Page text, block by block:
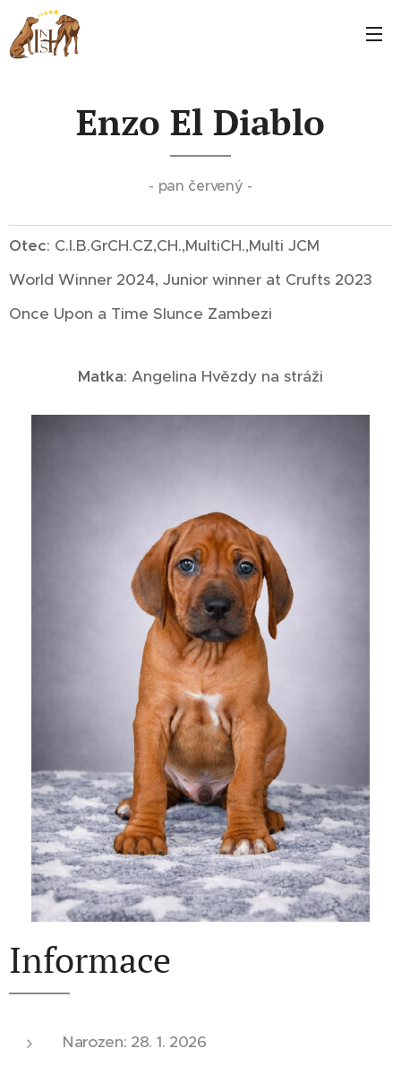
Enzo El Diablo
- pan červený -
Otec: C.I.B.GrCH.CZ,CH.,MultiCH.,Multi JCM
World Winner 2024, Junior winner at Crufts 2023
Once Upon a Time Slunce Zambezi
Matka: Angelina Hvězdy na stráži
Informace
Narozen: 28. 1. 2026